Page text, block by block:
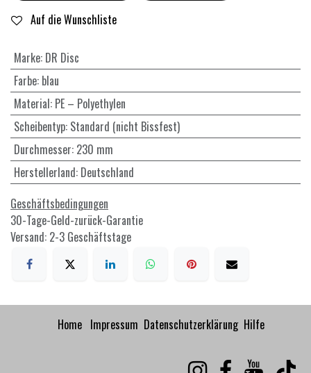
Auf die Wunschliste
Marke: DR Disc
Farbe: blau
Material: PE – Polyethylen
Scheibentyp: Standard (nicht Bissfest)
Durchmesser: 230 mm
Herstellerland: Deutschland
Geschäftsbedingungen
30-Tage-Geld-zurück-Garantie
Versand: 2-3 Geschäftstage
Home Impressum Datenschutzerklärung Hilfe